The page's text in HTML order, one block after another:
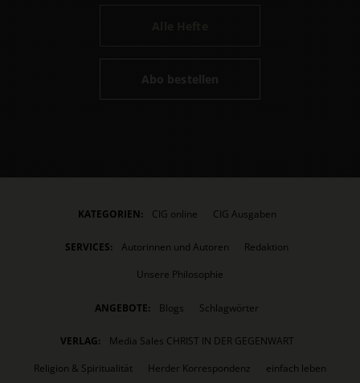
Abo bestellen
KATEGORIEN: CIG online CIG Ausgaben
SERVICES: Autorinnen und Autoren
Redaktion
Unsere Philosophie
ANGEBOTE: Blogs Schlagwörter
VERLAG:
Media Sales CHRIST IN DER GEGENWART
Religion & Spiritualität
Herder Korrespondenz
einfach leben